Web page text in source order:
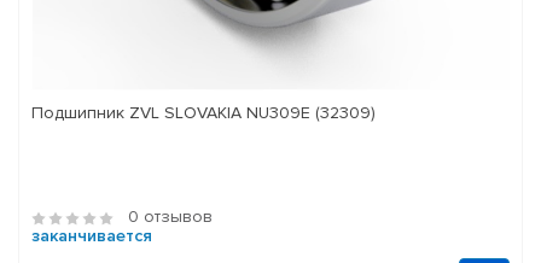
Подшипник ZVL SLOVAKIA NU309E (32309)
0 отзывов
заканчивается